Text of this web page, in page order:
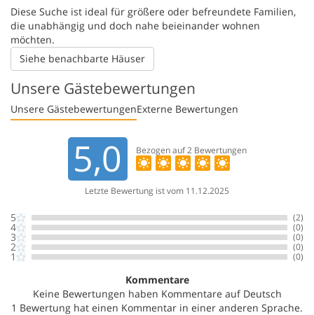
Diese Suche ist ideal für größere oder befreundete Familien,
die unabhängig und doch nahe beieinander wohnen
möchten.
Siehe benachbarte Häuser
Unsere Gästebewertungen
Unsere GästebewertungenExterne Bewertungen
5,0 Bezogen auf2Bewertungen
Letzte Bewertung ist vom 11.12.2025
5 (2)
4 (0)
3 (0)
2 (0)
1 (0)
Kommentare
Keine Bewertungen haben Kommentare auf Deutsch
1 Bewertung hat einen Kommentar in einer anderen Sprache.